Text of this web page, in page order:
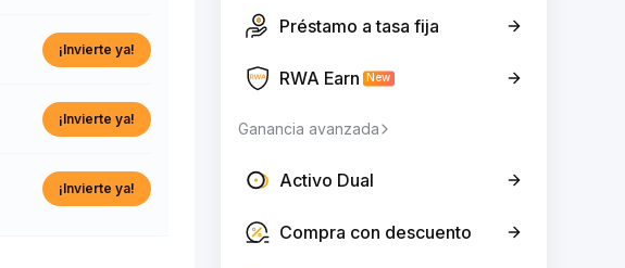
¡Invierte ya!
¡Invierte ya!
¡Invierte ya!
Préstamo a tasa fija
RWA Earn New
Ganancia avanzada
Activo Dual
Compra con descuento